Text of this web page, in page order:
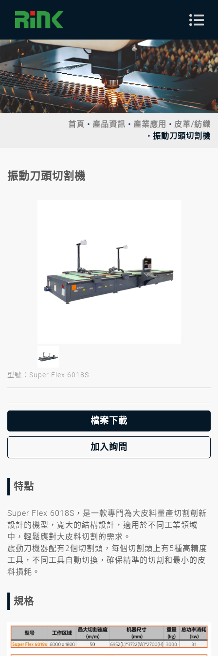
首頁 產品資訊 產業應用
皮革/紡織
振動刀頭切割機
振動刀頭切割機
型號：Super Flex 6018S
檔案下載
加入詢問
特點
Super Flex 6018S，是⼀款專門為⼤⽪料量產切割創新
設計的機型，寬⼤的結構設計，適⽤於不同⼯業領域
中，輕鬆應對⼤⽪料切割的需求。
震動刀機器配有2個切割頭，每個切割頭上有5種⾼精度
⼯具，不同⼯具⾃動切換，確保精準的切割和最⼩的⽪
料損耗。
規格